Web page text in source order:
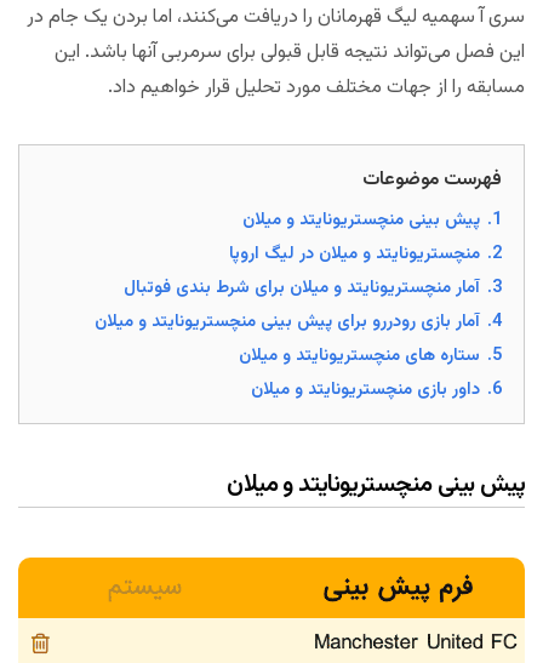
سری آ سهمیه لیگ قهرمانان را دریافت می‌کنند، اما بردن یک جام در
این فصل می‌تواند نتیجه قابل قبولی برای سرمربی آنها باشد. این
مسابقه را از جهات مختلف مورد تحلیل قرار خواهیم داد.
فهرست موضوعات
1. پیش بینی منچستریونایتد و میلان
2. منچستریونایتد و میلان در لیگ اروپا
3. آمار منچستریونایتد و میلان برای شرط بندی فوتبال
4. آمار بازی رودررو برای پیش بینی منچستریونایتد و میلان
5. ستاره های منچستریونایتد و میلان
6. داور بازی منچستریونایتد و میلان
پیش بینی منچستریونایتد و میلان